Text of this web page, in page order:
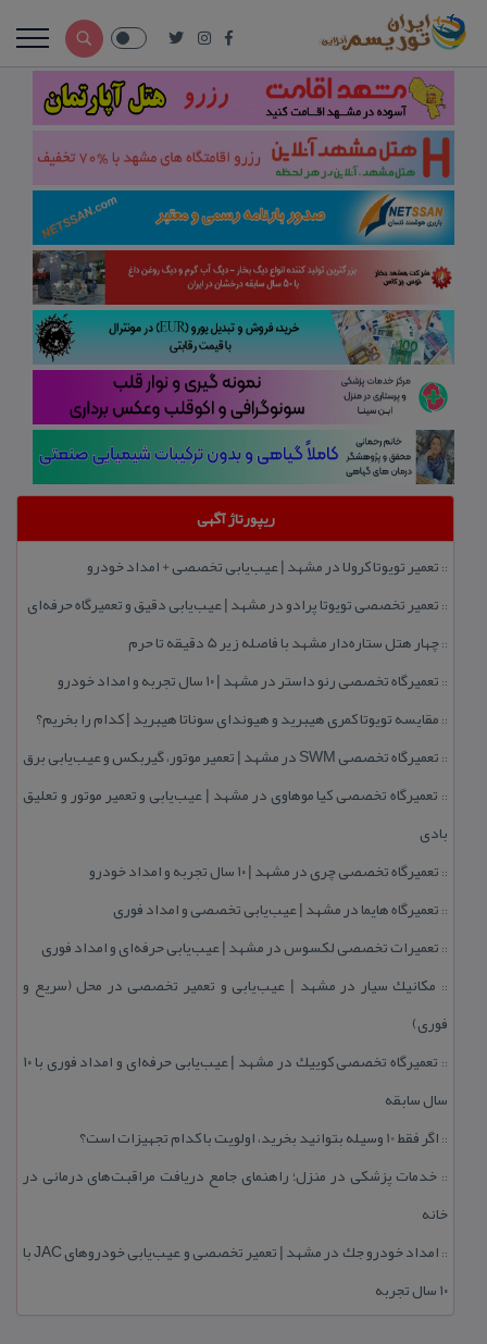
ریپورتاژ آگهی
:: تعمیر تویوتا كرولا در مشهد | عیب‌یابی تخصصی + امداد خودرو
:: تعمیر تخصصی تویوتا پرادو در مشهد | عیب‌یابی دقیق و تعمیرگاه حرفه‌ای
::چهار هتل‌ ستاره‌دار مشهد با فاصله زیر 5 دقیقه تا حرم
:: تعمیرگاه تخصصی رنو داستر در مشهد | ۱۰ سال تجربه و امداد خودرو
:: مقایسه تویوتا كمری هیبرید و هیوندای سوناتا هیبرید | كدام را بخریم؟
:: تعمیرگاه تخصصی SWM در مشهد | تعمیر موتور، گیربكس و عیب‌یابی برق
:: تعمیرگاه تخصصی كیا موهاوی در مشهد | عیب‌یابی و تعمیر موتور و تعلیق
بادی
:: تعمیرگاه تخصصی چری در مشهد | ۱۰ سال تجربه و امداد خودرو
:: تعمیرگاه هایما در مشهد | عیب‌یابی تخصصی و امداد فوری
:: تعمیرات تخصصی لكسوس در مشهد | عیب‌یابی حرفه‌ای و امداد فوری
:: مكانیك سیار در مشهد | عیب‌یابی و تعمیر تخصصی در محل (سریع و
فوری)
::
تعمیرگاه تخصصی كوییك در مشهد | عیب‌یابی حرفه‌ای و امداد فوری با ۱۰
سال سابقه
:: اگر فقط 10 وسیله بتوانید بخرید، اولویت با كدام تجهیزات است؟
:: خدمات پزشكی در منزل؛ راهنمای جامع دریافت مراقبت‌های درمانی در
خانه
::
امداد خودرو جك در مشهد | تعمیر تخصصی و عیب‌یابی خودروهای JAC با
۱۰ سال تجربه